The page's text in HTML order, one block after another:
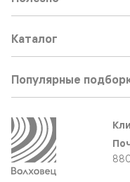
Каталог
Популярные